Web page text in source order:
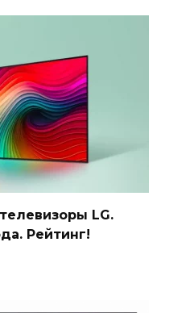
LG.
Рейтинг!